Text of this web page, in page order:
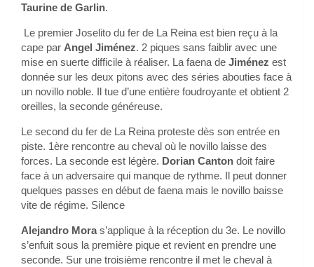
Taurine de Garlin.
Le premier Joselito du fer de La Reina est bien reçu à la
cape par Angel Jiménez. 2 piques sans faiblir avec une
mise en suerte difficile à réaliser. La faena de Jiménez est
donnée sur les deux pitons avec des séries abouties face à
un novillo noble. Il tue d’une entière foudroyante et obtient 2
oreilles, la seconde généreuse.
Le second du fer de La Reina proteste dès son entrée en
piste. 1ère rencontre au cheval où le novillo laisse des
forces. La seconde est légère. Dorian Canton doit faire
face à un adversaire qui manque de rythme. Il peut donner
quelques passes en début de faena mais le novillo baisse
vite de régime. Silence
Alejandro Moras’applique à la réception du 3e. Le novillo
s’enfuit sous la première pique et revient en prendre une
seconde. Sur une troisième rencontre il met le cheval à